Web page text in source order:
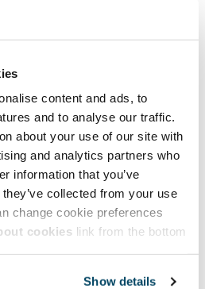
content and ads, to
and to analyse our traffic.
about your use of our site with
and analytics partners who
information that you’ve
collected from your use
change cookie preferences
cookies link from the bottom
Show details
& Project Manager
of Finland Ltd.
täältä.